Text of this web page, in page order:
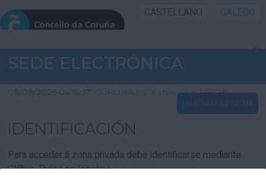
CASTELLANO GALEGO
INICIO SEDE
INICIO
INFORMACIÓN PÚBLICA
CARTAFOL CIDADÁN
SEDE ELECTRÓNICA
08/08/2026 04:19:37 CORUNA.ES > INICIO > LOGIN
INICIAR SESIÓN
IDENTIFICACIÓN
Para acceder á zona privada debe identificarse mediante
Cl@ve. Pulse no logotipo